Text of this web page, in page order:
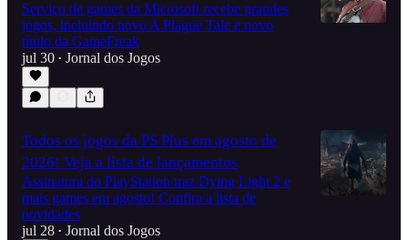
Serviço de games da Microsoft recebe grandes
jogos, incluindo novo A Plague Tale e novo
título da GameFreak
jul 30 • Jornal dos Jogos
Todos os jogos da PS Plus em agosto de
2026! Veja a lista de lançamentos
Assinatura do PlayStation traz Dying Light 2 e
mais games em agosto! Confira a lista de
novidades
jul 28 • Jornal dos Jogos